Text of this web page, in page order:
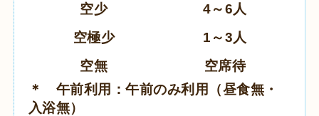
空少
4～6人
空極少
1～3人
空無
空席待
＊ 午前利用：午前のみ利用（昼食無・
入浴無）